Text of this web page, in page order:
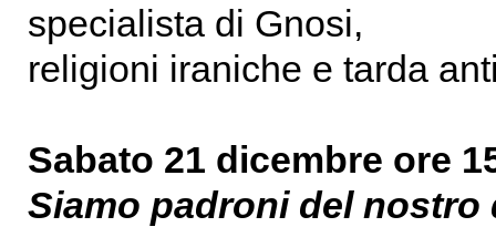
specialista di Gnosi,
religioni iraniche e tarda
Sabato 21 dicembre ore
Siamo padroni del nostro